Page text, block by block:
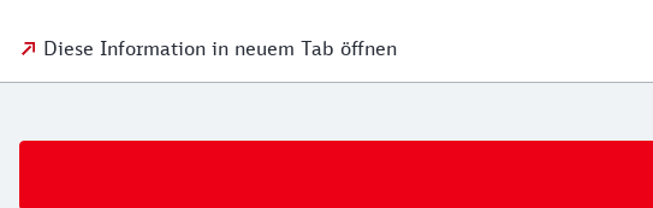
Diese Information in neuem Tab öffnen